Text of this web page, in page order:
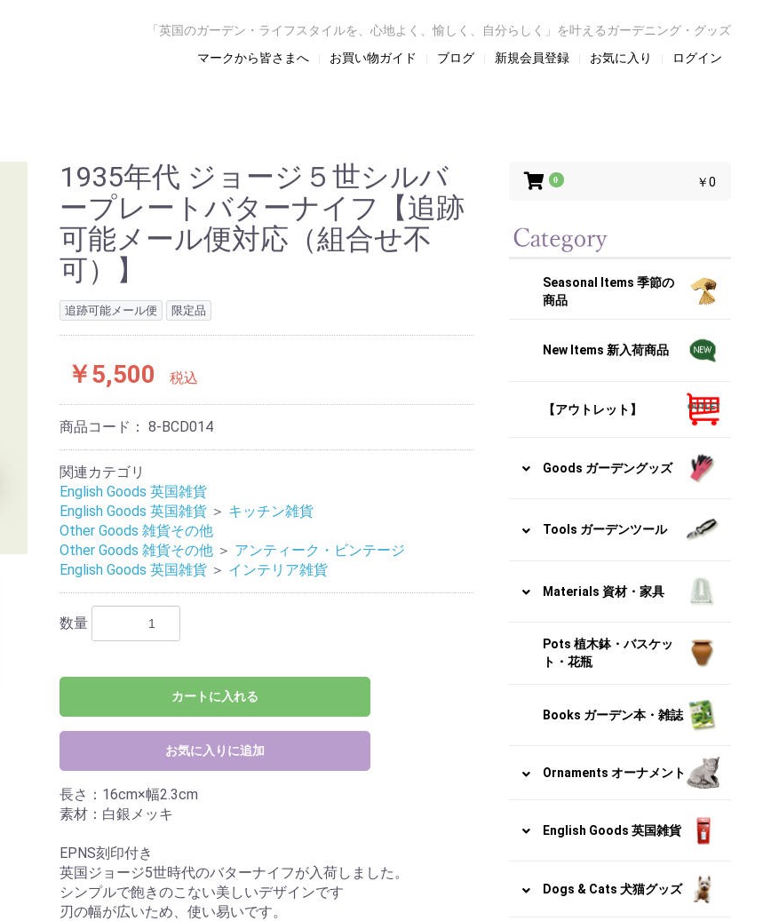
「英国のガーデン・ライフスタイルを、心地よく、愉しく、自分らしく」を叶えるガーデニング・グッズ
マークから皆さまへ
お買い物ガイド ブログ 新規会員登録 お気に入り ログイン
1935年代 ジョージ５世シルバ
ープレートバターナイフ【追跡
可能メール便対応（組合せ不
可）】
追跡可能メール便 限定品
￥5,500 税込
商品コード： 8-BCD014
関連カテゴリ
English Goods 英国雑貨
English Goods 英国雑貨 ＞ キッチン雑貨
Other Goods 雑貨その他
Other Goods 雑貨その他 ＞ アンティーク・ビンテージ
English Goods 英国雑貨 ＞ インテリア雑貨
数量
カートに入れる
お気に入りに追加
長さ：16cm×幅2.3cm
素材：白銀メッキ
EPNS刻印付き
英国ジョージ5世時代のバターナイフが入荷しました。
シンプルで飽きのこない美しいデザインです
刃の幅が広いため、使い易いです。
0 ￥0
Seasonal Items 季節の
商品
New Items 新入荷商品
【アウトレット】
Goods ガーデングッズ
Tools ガーデンツール
Materials 資材・家具
Pots 植木鉢・バスケッ
ト・花瓶
Books ガーデン本・雑誌
Ornaments オーナメント
English Goods 英国雑貨
Dogs & Cats 犬猫グッズ